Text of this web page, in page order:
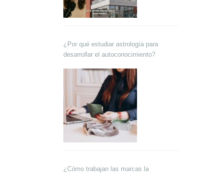
¿Por qué estudiar astrología para
desarrollar el autoconocimiento?
¿Cómo trabajan las marcas la